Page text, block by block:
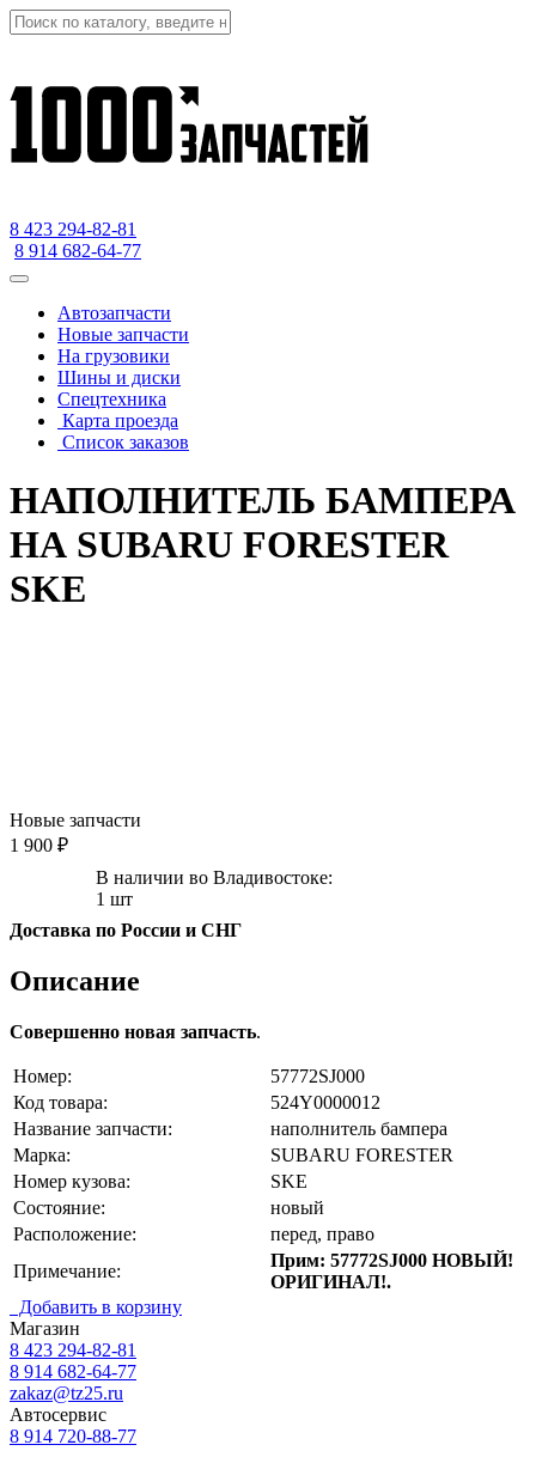
8 423 294-82-81
8 914 682-64-77
Автозапчасти
Новые запчасти
На грузовики
Шины и диски
Спецтехника
Карта проезда
Список заказов
НАПОЛНИТЕЛЬ БАМПЕРА
НА SUBARU FORESTER
SKE
Новые запчасти
1 900 ₽
В наличии во Владивостоке:
1 шт
Доставка по России и СНГ
Описание
Совершенно новая запчасть.
Номер:
57772SJ000
Код товара:
524Y0000012
Название запчасти:
наполнитель бампера
Марка:
SUBARU FORESTER
Номер кузова:
SKE
Состояние:
новый
Расположение:
перед, право
Примечание:
Прим: 57772SJ000 НОВЫЙ!
ОРИГИНАЛ!.
Добавить в корзину
Магазин
8 423 294-82-81
8 914 682-64-77
zakaz@tz25.ru
Автосервис
8 914 720-88-77